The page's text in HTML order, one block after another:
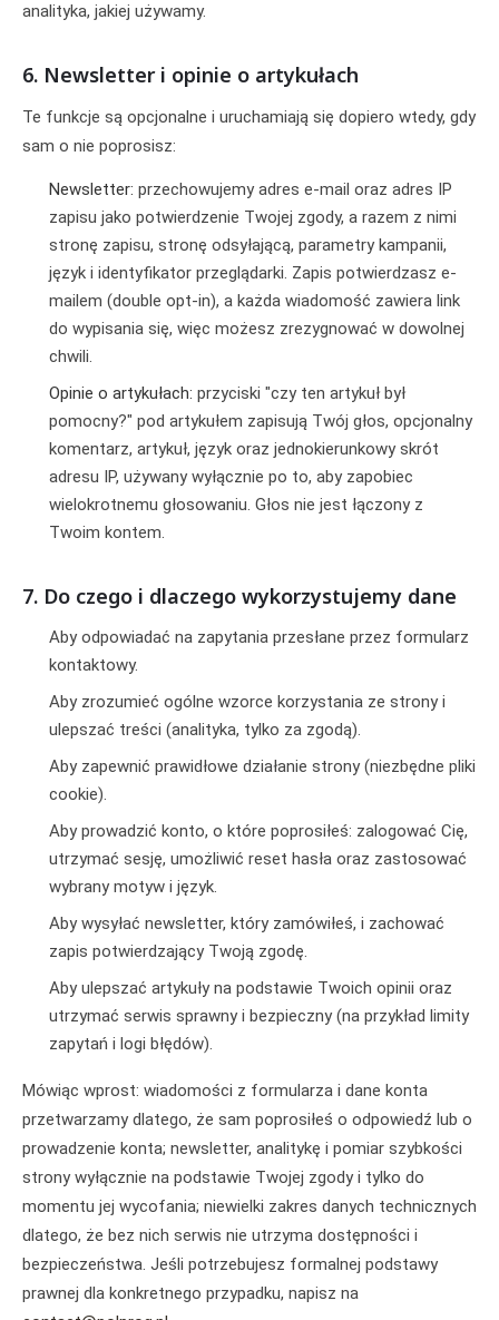
analityka, jakiej używamy.
6. Newsletter i opinie o artykułach
Te funkcje są opcjonalne i uruchamiają się dopiero wtedy, gdy
sam o nie poprosisz:
Newsletter: przechowujemy adres e-mail oraz adres IP
zapisu jako potwierdzenie Twojej zgody, a razem z nimi
stronę zapisu, stronę odsyłającą, parametry kampanii,
język i identyfikator przeglądarki. Zapis potwierdzasz e-
mailem (double opt-in), a każda wiadomość zawiera link
do wypisania się, więc możesz zrezygnować w dowolnej
chwili.
Opinie o artykułach: przyciski "czy ten artykuł był
pomocny?" pod artykułem zapisują Twój głos, opcjonalny
komentarz, artykuł, język oraz jednokierunkowy skrót
adresu IP, używany wyłącznie po to, aby zapobiec
wielokrotnemu głosowaniu. Głos nie jest łączony z
Twoim kontem.
7. Do czego i dlaczego wykorzystujemy dane
Aby odpowiadać na zapytania przesłane przez formularz
kontaktowy.
Aby zrozumieć ogólne wzorce korzystania ze strony i
ulepszać treści (analityka, tylko za zgodą).
Aby zapewnić prawidłowe działanie strony (niezbędne pliki
cookie).
Aby prowadzić konto, o które poprosiłeś: zalogować Cię,
utrzymać sesję, umożliwić reset hasła oraz zastosować
wybrany motyw i język.
Aby wysyłać newsletter, który zamówiłeś, i zachować
zapis potwierdzający Twoją zgodę.
Aby ulepszać artykuły na podstawie Twoich opinii oraz
utrzymać serwis sprawny i bezpieczny (na przykład limity
zapytań i logi błędów).
Mówiąc wprost: wiadomości z formularza i dane konta
przetwarzamy dlatego, że sam poprosiłeś o odpowiedź lub o
prowadzenie konta; newsletter, analitykę i pomiar szybkości
strony wyłącznie na podstawie Twojej zgody i tylko do
momentu jej wycofania; niewielki zakres danych technicznych
dlatego, że bez nich serwis nie utrzyma dostępności i
bezpieczeństwa. Jeśli potrzebujesz formalnej podstawy
prawnej dla konkretnego przypadku, napisz na